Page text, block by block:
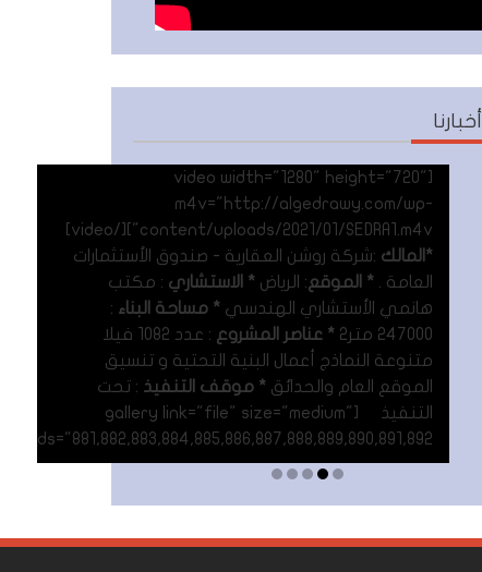
أخبارنا
[video width="1280" height="720"
m4v="http://algedrawy.com/wp-
content/uploads/2021/01/SEDRA1.m4v"][/video]
*المالك :شركة روشن العقارية - صندوق الأستثمارات
العامة . * الموقع: الرياض * الاستشاري : مكتب
هانمي الأستشاري الهندسي * مساحة البناء :
247000 متر٢
* عناصر المشروع
: عدد 1082 فيلا
متنوعة النماذج أعمال البنية التحتية و تنسيق
الموقع العام والحدائق * موقف التنفيذ : تحت
التنفيذ [gallery link="file" size="medium"
ids="881,882,883,884,885,886,887,888,889,890,891,892"]